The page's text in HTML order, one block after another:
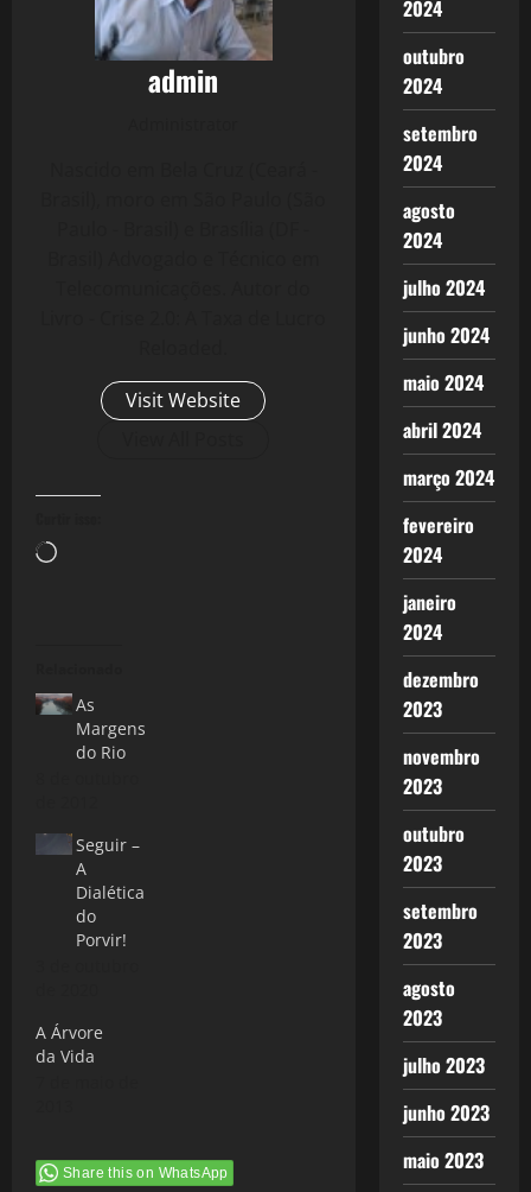
admin
Visit Website
Carregando...
As
Margens
do Rio
Seguir –
A
Dialética
do
Porvir!
A Árvore
da Vida
Share this on WhatsApp
2024
outubro
2024
setembro
2024
agosto
2024
julho 2024
junho 2024
maio 2024
abril 2024
março 2024
fevereiro
2024
janeiro
2024
dezembro
2023
novembro
2023
outubro
2023
setembro
2023
agosto
2023
julho 2023
junho 2023
maio 2023